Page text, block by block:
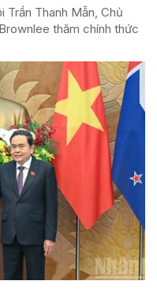
Trần Thanh Mẫn, Chủ
thăm chính thức